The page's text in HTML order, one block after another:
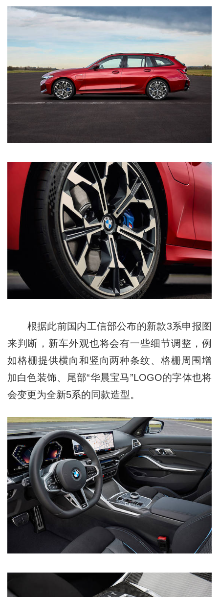
根据此前国内工信部公布的新款3系申报图
来判断，新车外观也将会有一些细节调整，例
如格栅提供横向和竖向两种条纹、格栅周围增
加白色装饰、尾部“华晨宝马”LOGO的字体也将
会变更为全新5系的同款造型。